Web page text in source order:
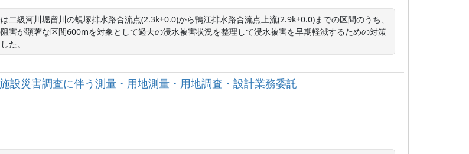
二級河川堀留川の蜆塚排水路合流点(2.3k+0.0)から鴨江排水路合流点上流(2.9k+0.0)までの区間のうち、
害が顕著な区間600mを対象として過去の浸水被害状況を整理して浸水被害を早期軽減するための対策
た。
設災害調査に伴う測量・用地測量・用地調査・設計業務委託